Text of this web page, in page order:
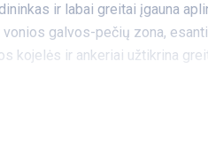
ir labai greitai įgauna
vonios galvos-pečių zona,
kojelės ir ankeriai užtikrina